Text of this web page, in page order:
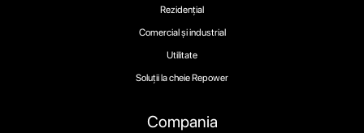
Compania
Rezidențial
Comercial și industrial
Utilitate
Soluții la cheie Repower